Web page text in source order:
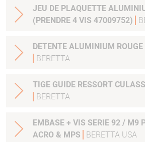
JEU DE PLAQUETTE
(PRENDRE 4 VIS 47009752)
DETENTE ALUMINIUM ROUGE
BERETTA
TIGE GUIDE RESSORT
BERETTA
EMBASE + VIS SERIE 92 / M9
ACRO & MPS
BERETTA USA